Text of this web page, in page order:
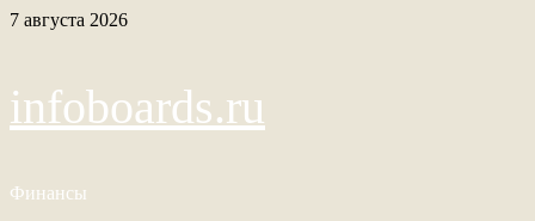
Перейти
7 августа 2026
infoboards.ru
Финансы